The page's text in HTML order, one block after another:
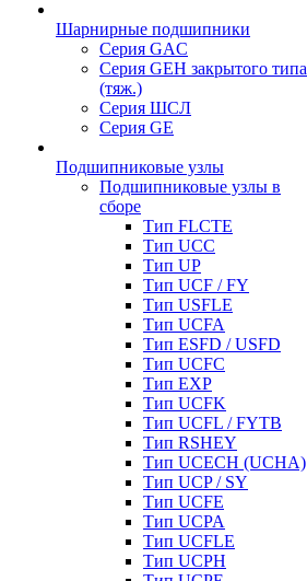
Шарнирные подшипники
Серия GAC
Серия GEH закрытого типа
(тяж.)
Серия ШСЛ
Серия GE
Подшипниковые узлы
Подшипниковые узлы в
сборе
Тип FLCTE
Тип UCC
Тип UP
Тип UCF / FY
Тип USFLE
Тип UCFA
Тип ESFD / USFD
Тип UCFC
Тип EXP
Тип UCFK
Тип UCFL / FYTB
Тип RSHEY
Тип UCECH (UCHA)
Тип UCP / SY
Тип UCFE
Тип UCPA
Тип UCFLE
Тип UCPH